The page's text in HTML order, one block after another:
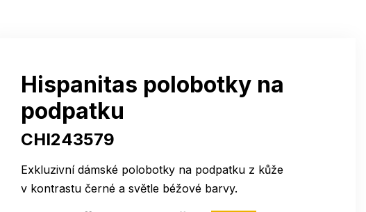
Hispanitas polobotky na
podpatku
CHI243579
Exkluzivní dámské polobotky na podpatku z kůže
v kontrastu černé a světle béžové barvy.